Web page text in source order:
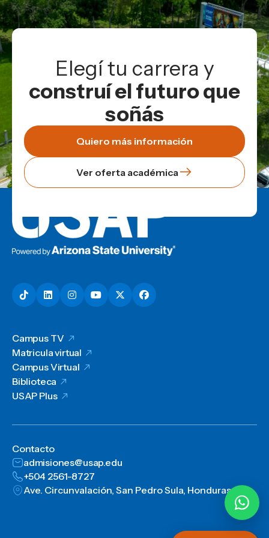
Elegí tu carrera y
construí el futuro que
soñás
Quiero más información
Ver oferta académica
Campus TV
Matricula virtual
Campus Virtual
Biblioteca
USAP Plus
Contacto
admisiones@usap.edu
+504 2561-8727
Ave. Circunvalación, San Pedro Sula, Honduras, C.A.